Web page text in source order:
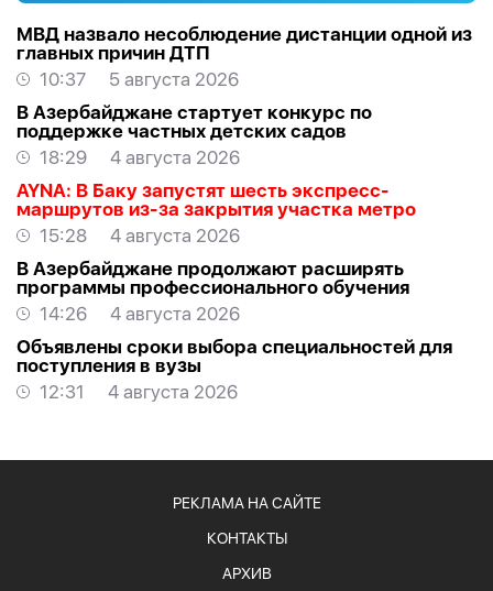
МВД назвало несоблюдение дистанции одной из
главных причин ДТП
10:37
5 августа 2026
В Азербайджане стартует конкурс по
поддержке частных детских садов
18:29
4 августа 2026
AYNA: В Баку запустят шесть экспресс-
маршрутов из-за закрытия участка метро
15:28
4 августа 2026
В Азербайджане продолжают расширять
программы профессионального обучения
14:26
4 августа 2026
Объявлены сроки выбора специальностей для
поступления в вузы
12:31
4 августа 2026
РЕКЛАМА НА САЙТЕ
КОНТАКТЫ
АРХИВ